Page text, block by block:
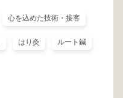
心を込めた技術・接客
はり灸 ルート鍼